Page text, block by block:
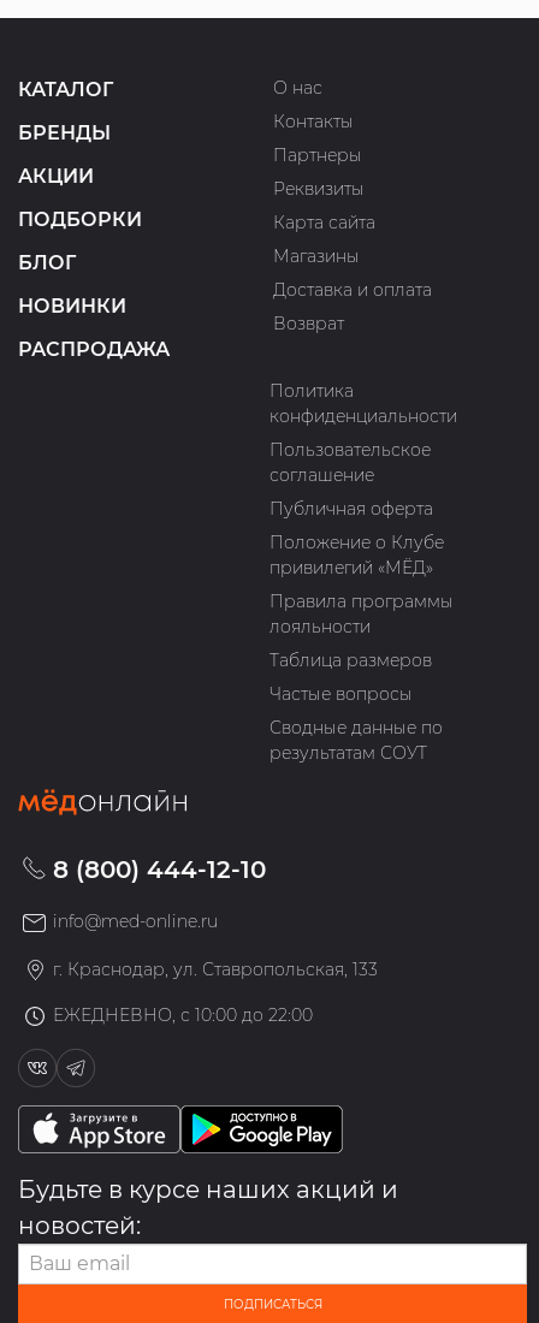
КАТАЛОГ
БРЕНДЫ
АКЦИИ
ПОДБОРКИ
БЛОГ
НОВИНКИ
РАСПРОДАЖА
О нас
Контакты
Партнеры
Реквизиты
Карта сайта
Магазины
Доставка и оплата
Возврат
Политика
конфиденциальности
Пользовательское
соглашение
Публичная оферта
Положение о Клубе
привилегий «МЁД»
Правила программы
лояльности
Таблица размеров
Частые вопросы
Сводные данные по
результатам СОУТ
8 (800) 444-12-10
info@med-online.ru
г. Краснодар, ул. Ставропольская, 133
ЕЖЕДНЕВНО, с 10:00 до 22:00
Будьте в курсе наших акций и
новостей:
ПОДПИСАТЬСЯ